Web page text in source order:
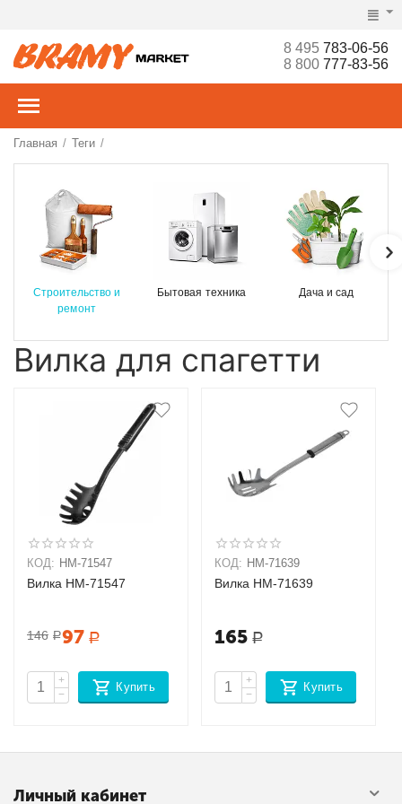
8 495783-06-56
8 800777-83-56
Главная / Теги /
Строительство и
ремонт
Бытовая техника Дача и сад
Вилка для спагетти
КОД: HM-71547
Вилка HM-71547
146 Р97 Р
+
−
Купить
КОД: HM-71639
Вилка HM-71639
165 Р
+
−
Купить
Личный кабинет